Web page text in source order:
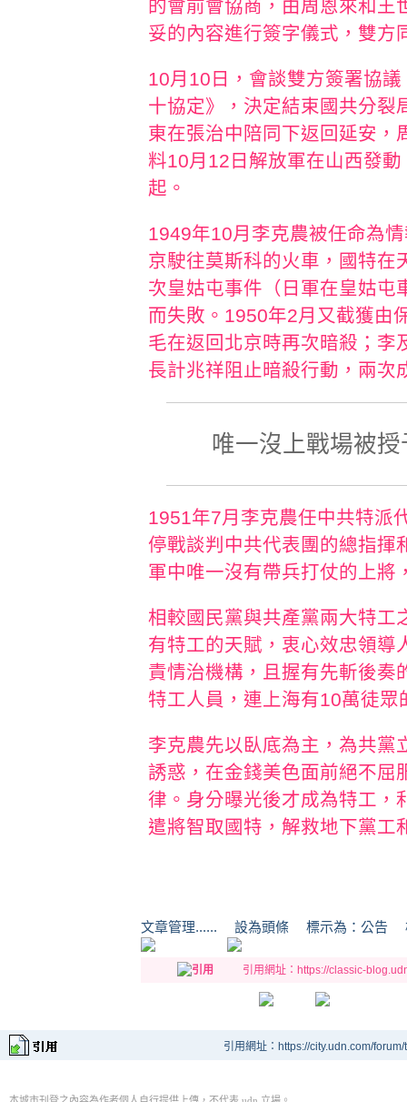
的會前會協商，由周恩來和王
妥的內容進行簽字儀式，雙方
10月10日，會談雙方簽署協
十協定》，決定結束國共分裂
東在張治中陪同下返回延安，
料10月12日解放軍在山西發
起。
1949年10月李克農被任命為
京駛往莫斯科的火車，國特在
次皇姑屯事件（日軍在皇姑屯
而失敗。1950年2月又截獲由
毛在返回北京時再次暗殺；李
長計兆祥阻止暗殺行動，兩次
唯一沒上戰場被
1951年7月李克農任中共特派
停戰談判中共代表團的總指揮
軍中唯一沒有帶兵打仗的上將
相較國民黨與共產黨兩大特工
有特工的天賦，衷心效忠領導
責情治機構，且握有先斬後奏
特工人員，連上海有10萬徒
李克農先以臥底為主，為共黨
誘惑，在金錢美色面前絕不屈
律。身分曝光後才成為特工，
遣將智取國特，解救地下黨工
文章管理...... 設為頭條 標示為：公
引用網址：https://classic-
引用網址：https://city.udn.com/